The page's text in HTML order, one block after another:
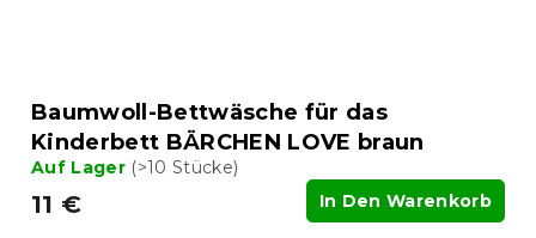
Baumwoll-Bettwäsche für das
Kinderbett BÄRCHEN LOVE braun
Auf Lager (>10 Stücke)
11 € In Den Warenkorb